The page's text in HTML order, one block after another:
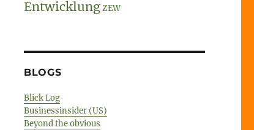
EntwicklungZEW
BLOGS
Blick Log
Businessinsider (US)
Beyond the obvious